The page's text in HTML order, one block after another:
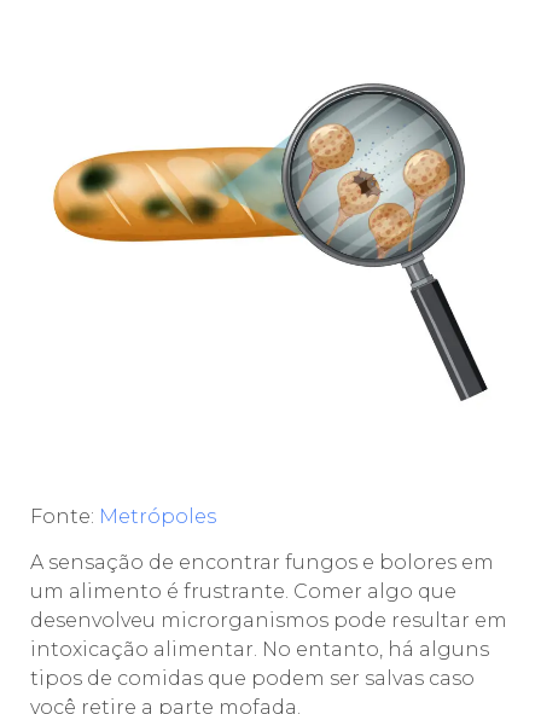
Fonte: Metrópoles
A sensação de encontrar fungos e bolores em
um alimento é frustrante. Comer algo que
desenvolveu microrganismos pode resultar em
intoxicação alimentar. No entanto, há alguns
tipos de comidas que podem ser salvas caso
você retire a parte mofada.